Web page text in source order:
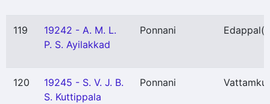
119
19242 - A. M. L.
P. S. Ayilakkad
Ponnani Edappal
120
19245 - S. V. J. B.
S. Kuttippala
Ponnani